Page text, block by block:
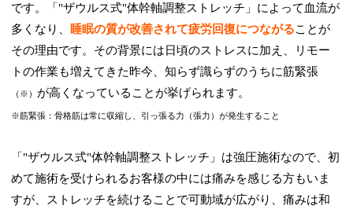
です。「"ザウルス式"体幹軸調整ストレッチ」によって血流が
多くなり、
睡眠の質が改善されて疲労回復につながることが
その理由です。その背景には日頃のストレスに加え、リモー
トの作業も増えてきた昨今、知らず識らずのうちに筋緊張
（※） が高くなっていることが挙げられます。
※筋緊張：骨格筋は常に収縮し、引っ張る力（張力）が発生すること
「"ザウルス式"体幹軸調整ストレッチ」は強圧施術なので、初
めて施術を受けられるお客様の中には痛みを感じる方もいま
すが、ストレッチを続けることで可動域が広がり、痛みは和